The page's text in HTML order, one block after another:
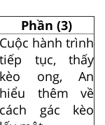
Phần (3)
Cuộc hành trình
tiếp tục, thấy
kèo ong, An
hiểu thêm về
cách gác kèo